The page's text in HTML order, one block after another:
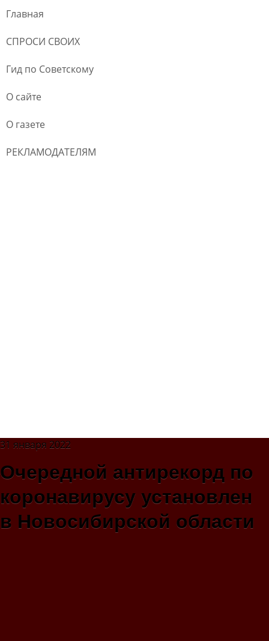
Главная
СПРОСИ СВОИХ
Гид по Советскому
О сайте
О газете
РЕКЛАМОДАТЕЛЯМ
31 января 2022
Очередной антирекорд по
коронавирусу установлен
в Новосибирской области